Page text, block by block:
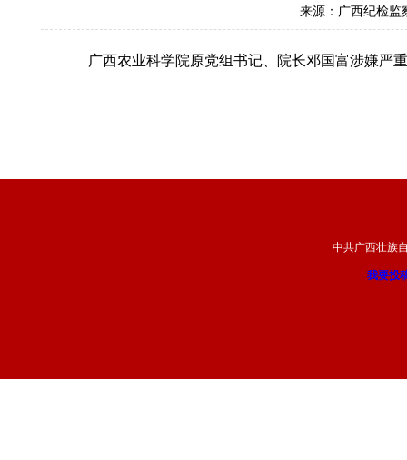
来源：广西纪检监
广西农业科学院原党组书记、院长邓国富涉嫌严重
中共广西壮族
我要投